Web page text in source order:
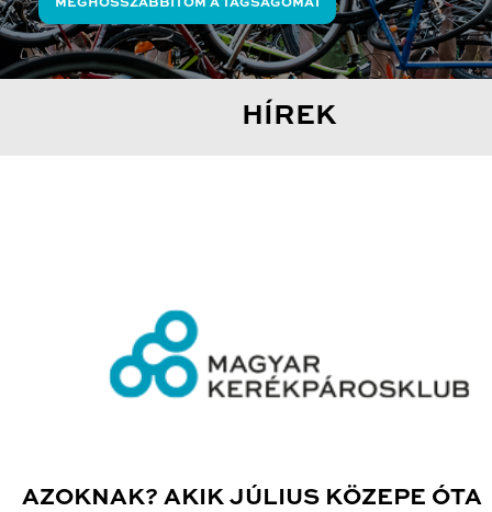
MEGHOSSZABBÍTOM A TAGSÁGOMAT
HÍREK
AZOKNAK? AKIK JÚLIUS KÖZEPE ÓTA